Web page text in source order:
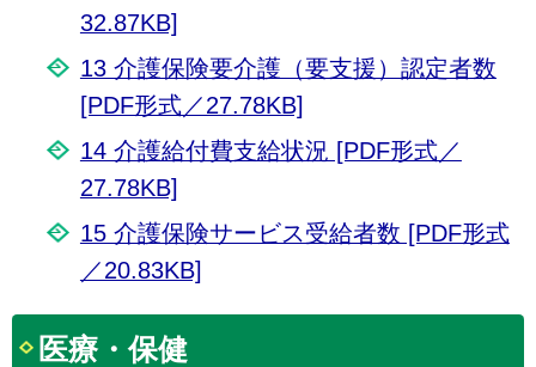
32.87KB]
13 介護保険要介護（要支援）認定者数
[PDF形式／27.78KB]
14 介護給付費支給状況 [PDF形式／
27.78KB]
15 介護保険サービス受給者数 [PDF形式
／20.83KB]
医療・保健